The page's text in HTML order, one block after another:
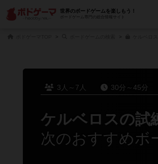
世界のボードゲームを楽しもう！
ボードゲーム専門の総合情報サイト
3人～7人 30分～45分
ケルベロスの試
次のおすすめボ